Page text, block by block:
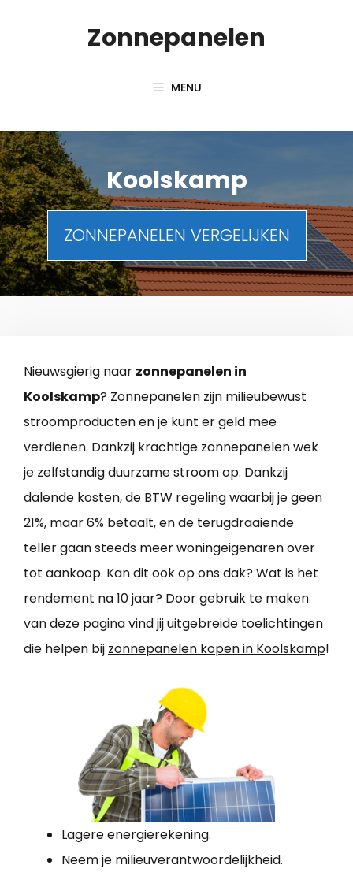
Zonnepanelen
MENU
Koolskamp
ZONNEPANELEN VERGELIJKEN
Nieuwsgierig naar zonnepanelen in
Koolskamp? Zonnepanelen zijn milieubewust
stroomproducten en je kunt er geld mee
verdienen. Dankzij krachtige zonnepanelen wek
je zelfstandig duurzame stroom op. Dankzij
dalende kosten, de BTW regeling waarbij je geen
21%, maar 6% betaalt, en de terugdraaiende
teller gaan steeds meer woningeigenaren over
tot aankoop. Kan dit ook op ons dak? Wat is het
rendement na 10 jaar? Door gebruik te maken
van deze pagina vind jij uitgebreide toelichtingen
die helpen bij zonnepanelen kopen in Koolskamp!
Lagere energierekening.
Neem je milieuverantwoordelijkheid.